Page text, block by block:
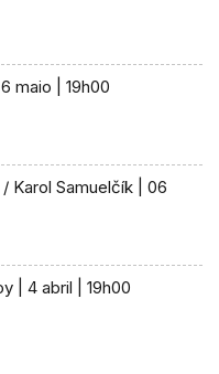
maio | 19h00
Karol Samuelčík | 06
| 4 abril | 19h00